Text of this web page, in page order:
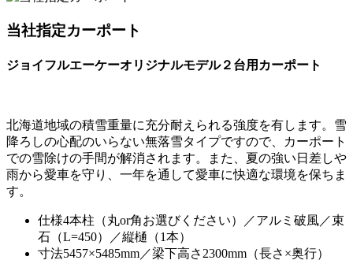
当社指定カーポート
ジョイフルエーケーオリジナルモデル２台用カーポート
北海道地域の積雪重量に充分耐えられる強度を有します。雪
降ろしの心配のいらない無落雪タイプですので、カーポート
での雪除けの手間が解消されます。また、夏の強い日差しや
雨から愛車を守り、一年を通して愛車に快適な環境を保ちま
す。
仕様4本柱（丸or角お選びください）／アルミ破風／束
石（L=450）／縦樋（1本）
寸法5457×5485mm／梁下高さ2300mm（長さ×奥行）